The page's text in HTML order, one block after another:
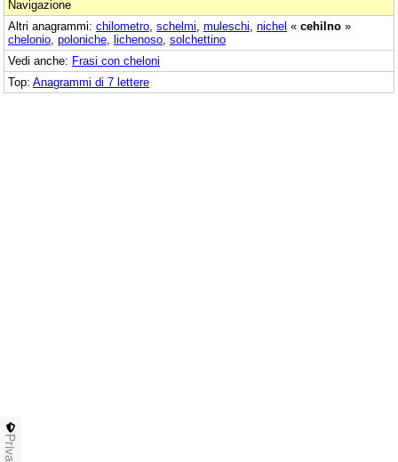
Navigazione
Altri anagrammi: chilometro schelmi muleschi nichel « cehilno »
chelonio poloniche lichenoso solchettino
Vedi anche: Frasi con cheloni
Top: Anagrammi di 7 lettere